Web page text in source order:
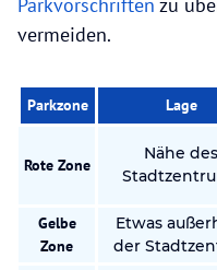
vermeiden.
Parkzone Lage
Rote Zone
Nähe des
Gelbe
Zone
Etwas
der